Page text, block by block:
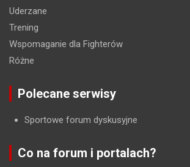
Uderzane
Trening
Wspomaganie dla Fighterów
Różne
Polecane serwisy
Sportowe forum dyskusyjne
Co na forum i portalach?